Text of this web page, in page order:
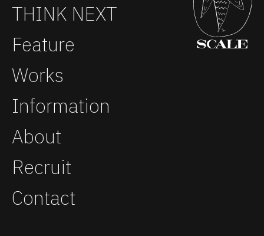
THINK NEXT
Feature
Works
Information
About
Recruit
Contact